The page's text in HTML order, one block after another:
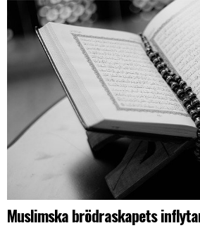
Muslimska brödraskapets